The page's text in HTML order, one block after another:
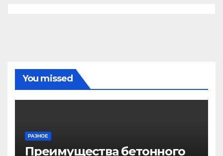
You missed
РАЗНОЕ
Преимущества бетонного